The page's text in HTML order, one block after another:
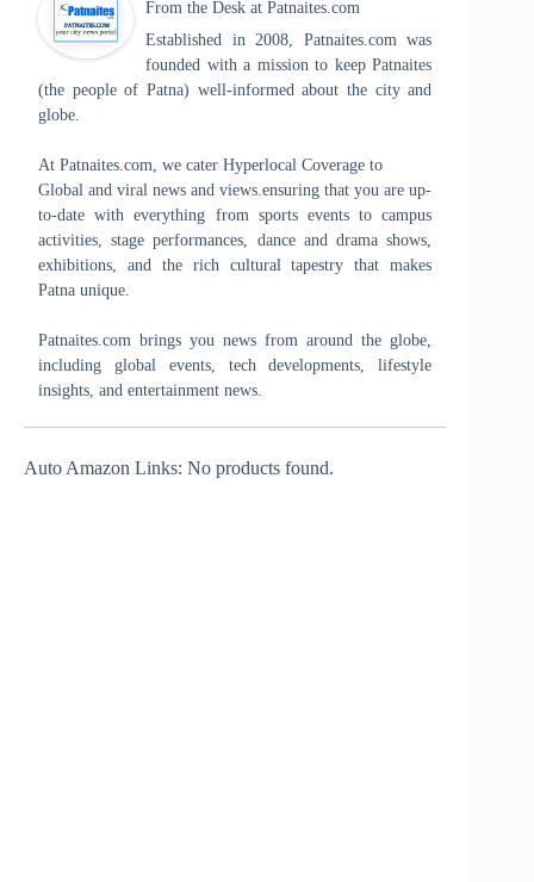
From the Desk at Patnaites.com
Established in 2008, Patnaites.com was
founded with a mission to keep Patnaites
(the people of Patna) well-informed about the city and
globe.
At Patnaites.com, we cater Hyperlocal Coverage to
Global and viral news and views.ensuring that you are up-
to-date with everything from sports events to campus
activities, stage performances, dance and drama shows,
exhibitions, and the rich cultural tapestry that makes
Patna unique.
Patnaites.com brings you news from around the globe,
including global events, tech developments, lifestyle
insights, and entertainment news.
Auto Amazon Links: No products found.